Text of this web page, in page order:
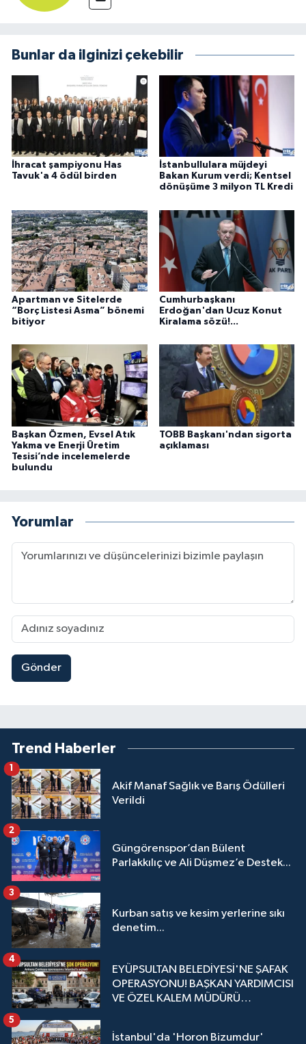
Bunlar da ilginizi çekebilir
İhracat şampiyonu Has
Tavuk'a 4 ödül birden
İstanbullulara müjdeyi
Bakan Kurum verdi; Kentsel
dönüşüme 3 milyon TL Kredi
Apartman ve Sitelerde
“Borç Listesi Asma” bönemi
bitiyor
Cumhurbaşkanı
Erdoğan'dan Ucuz Konut
Kiralama sözü!...
Başkan Özmen, Evsel Atık
Yakma ve Enerji Üretim
Tesisi’nde incelemelerde
bulundu
TOBB Başkanı'ndan sigorta
açıklaması
Yorumlar
Gönder
Trend Haberler
Akif Manaf Sağlık ve Barış Ödülleri
Verildi
1
Güngörenspor’dan Bülent
Parlakkılıç ve Ali Düşmez’e Destek...
2
Kurban satış ve kesim yerlerine sıkı
denetim...
3
EYÜPSULTAN BELEDİYESİ'NE ŞAFAK
OPERASYONU! BAŞKAN YARDIMCISI
VE ÖZEL KALEM MÜDÜRÜ
4
İstanbul'da 'Horon Bizumdur'
5